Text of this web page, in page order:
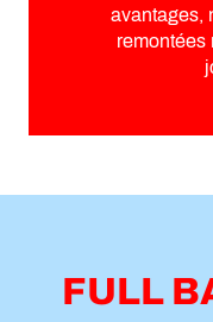
avantages,
remontées
FULL